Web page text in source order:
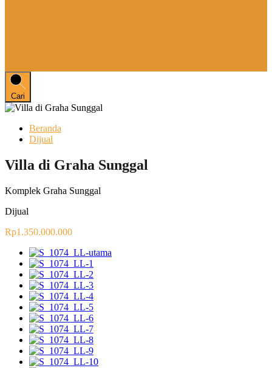
Cari
Beranda
Dijual
Villa di Graha Sunggal
Komplek Graha Sunggal
Dijual
Rp1.350.000.000